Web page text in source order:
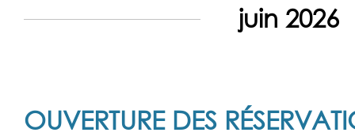
liste juin 2026
OUVERTURE DES